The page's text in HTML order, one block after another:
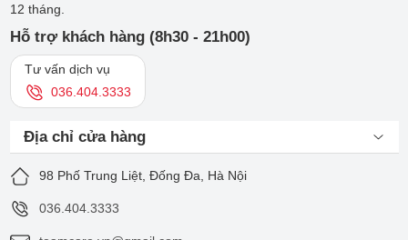
12 tháng.
Hỗ trợ khách hàng (8h30 - 21h00)
Tư vấn dịch vụ
036.404.3333
Địa chỉ cửa hàng
98 Phố Trung Liệt, Đống Đa, Hà Nội
036.404.3333